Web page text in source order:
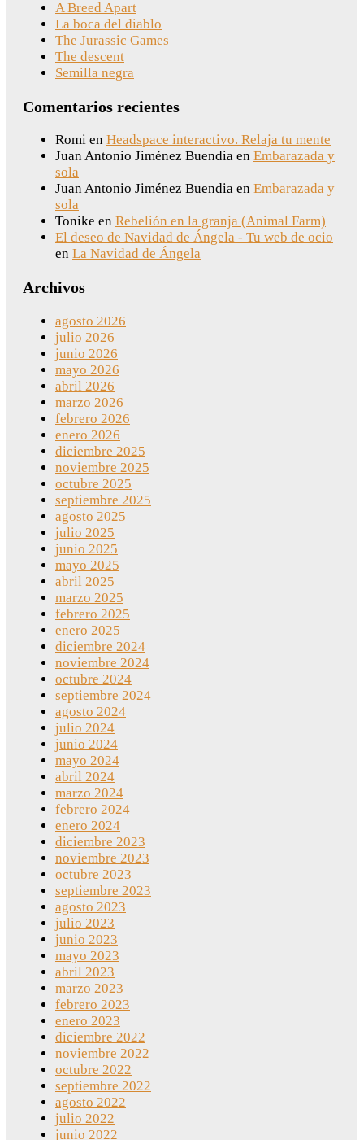
A Breed Apart
La boca del diablo
The Jurassic Games
The descent
Semilla negra
Comentarios recientes
Romi en Headspace interactivo. Relaja tu mente
Juan Antonio Jiménez Buendia en Embarazada y
sola
Juan Antonio Jiménez Buendia en Embarazada y
sola
Tonike en Rebelión en la granja (Animal Farm)
El deseo de Navidad de Ángela - Tu web de ocio
en La Navidad de Ángela
Archivos
agosto 2026
julio 2026
junio 2026
mayo 2026
abril 2026
marzo 2026
febrero 2026
enero 2026
diciembre 2025
noviembre 2025
octubre 2025
septiembre 2025
agosto 2025
julio 2025
junio 2025
mayo 2025
abril 2025
marzo 2025
febrero 2025
enero 2025
diciembre 2024
noviembre 2024
octubre 2024
septiembre 2024
agosto 2024
julio 2024
junio 2024
mayo 2024
abril 2024
marzo 2024
febrero 2024
enero 2024
diciembre 2023
noviembre 2023
octubre 2023
septiembre 2023
agosto 2023
julio 2023
junio 2023
mayo 2023
abril 2023
marzo 2023
febrero 2023
enero 2023
diciembre 2022
noviembre 2022
octubre 2022
septiembre 2022
agosto 2022
julio 2022
junio 2022